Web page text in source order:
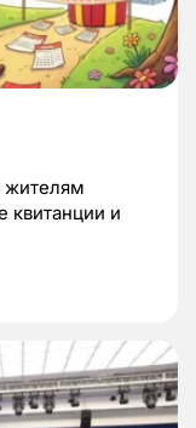
жителям
квитанции и